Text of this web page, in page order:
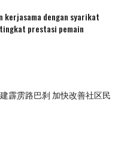
kerjasama dengan syarikat
prestasi pemain
霹雳路巴刹 加快改善社区民